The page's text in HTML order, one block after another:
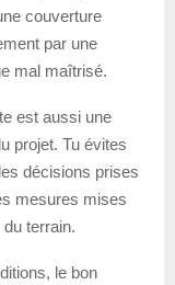
couverture
par une
mal maîtrisé.
est aussi une
projet. Tu évites
décisions prises
mesures mises
terrain.
le bon